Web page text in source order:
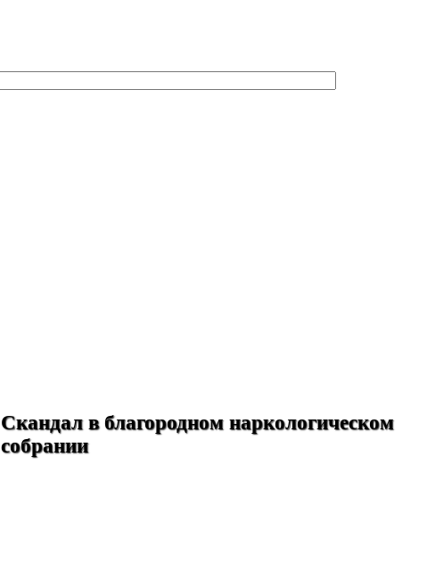
Скандал в благородном наркологическом
собрании